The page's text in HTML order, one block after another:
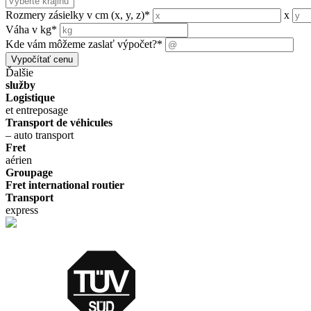
Rozmery zásielky v cm (x, y, z)*
x
Váha v kg*
Kde vám môžeme zaslať výpočet?*
Vypočítať cenu
Ďalšie
služby
Logistique
et entreposage
Transport de véhicules
– auto transport
Fret
aérien
Groupage
Fret international routier
Transport
express